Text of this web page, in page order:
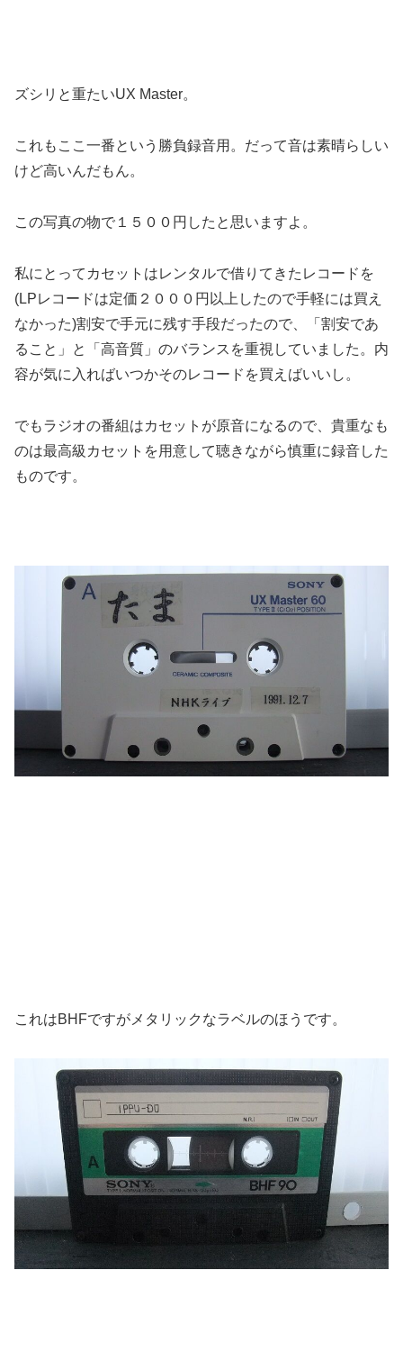
ズシリと重たいUX Master。
これもここ一番という勝負録音用。だって音は素晴らしい
けど高いんだもん。
この写真の物で１５００円したと思いますよ。
私にとってカセットはレンタルで借りてきたレコードを
(LPレコードは定価２０００円以上したので手軽には買え
なかった)割安で手元に残す手段だったので、「割安であ
ること」と「高音質」のバランスを重視していました。内
容が気に入ればいつかそのレコードを買えばいいし。
でもラジオの番組はカセットが原音になるので、貴重なも
のは最高級カセットを用意して聴きながら慎重に録音した
ものです。
これはBHFですがメタリックなラベルのほうです。